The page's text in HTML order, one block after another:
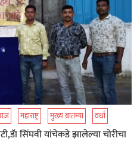
महाराष्ट्र मुख्य बातम्या वर्धा
सिंघवी यांचेकडे झालेल्या चोरीचा